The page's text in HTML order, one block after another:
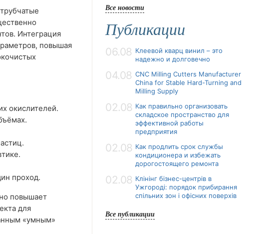
Интеграция
повышая
окислителей.
проход.
повышает
для
«умным»
Все новости
Публикации
06.08 Клеевой кварц винил – это
надежно и долговечно
04.08 CNC Milling Cutters Manufacturer
China for Stable Hard-Turning and
Milling Supply
02.08 Как правильно организовать
складское пространство для
эффективной работы
предприятия
02.08 Как продлить срок службы
кондиционера и избежать
дорогостоящего ремонта
02.08 Клінінг бізнес-центрів в
Ужгороді: порядок прибирання
спільних зон і офісних поверхів
Все публикации